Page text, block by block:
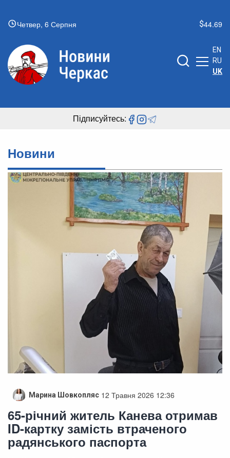
Четвер, 6 Серпня 44.69
EN
RU
UK
Підписуйтесь:
Новини
Марина Шовкопляс 12 Травня 2026 12:36
65-річний житель Канева отримав
ID-картку замість втраченого
радянського паспорта